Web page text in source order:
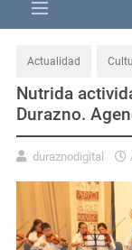
Actualidad
Nutrida
Durazno.
duraznodigital